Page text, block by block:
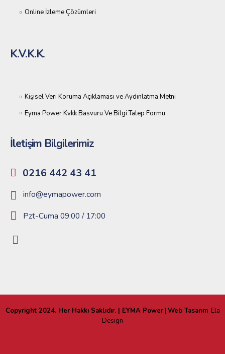
Online İzleme Çözümleri
K.V.K.K.
Kişisel Veri Koruma Açıklaması ve Aydınlatma Metni
Eyma Power Kvkk Basvuru Ve Bilgi Talep Formu
İletişim Bilgilerimiz
0216 442 43 41
info@eymapower.com
Pzt-Cuma 09:00 / 17:00
Copyright 2024. Her Hakkı Saklıdır. | EYMA Power| Web Tasarım Ela
Design